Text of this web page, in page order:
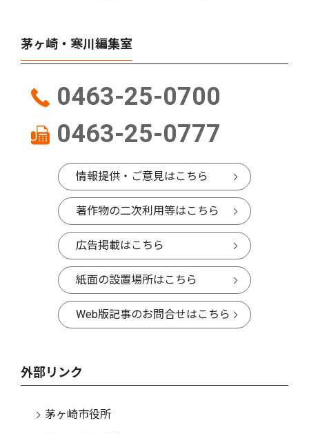
茅ヶ崎・寒川編集室
0463-25-0700
0463-25-0777
情報提供・ご意見はこちら
著作物の二次利用等はこちら
広告掲載はこちら
紙面の設置場所はこちら
Web版記事のお問合せはこちら
外部リンク
茅ヶ崎市役所